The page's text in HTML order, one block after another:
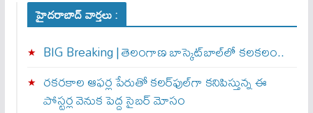
హైదరాబాద్ వార్తలు :
BIG Breaking | తెలంగాణ బాస్కెట్‌బాల్‌లో కలకలం..
రకరకాల ఆఫర్ల పేరుతో కలర్‌ఫుల్‌గా కనిపిస్తున్న ఈ
పోస్టర్ల వెనుక పెద్ద సైబర్ మోసం